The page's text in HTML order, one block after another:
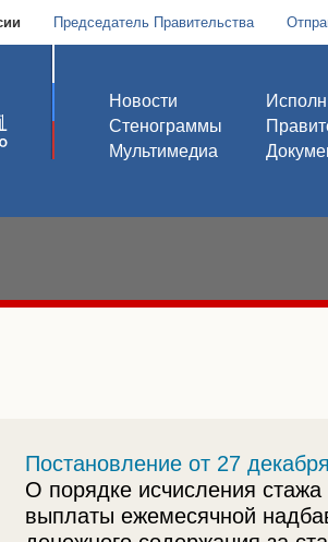
Председатель Правительства
Новости
Стенограммы
Мультимедиа
Постановление от 27
О порядке исчисления
выплаты ежемесячной